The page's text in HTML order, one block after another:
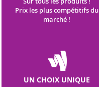
Prix les plus compétitifs du
marché !
UN CHOIX UNIQUE